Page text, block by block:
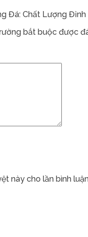
Đá: Chất Lượng
bắt buộc được
này cho lần bình